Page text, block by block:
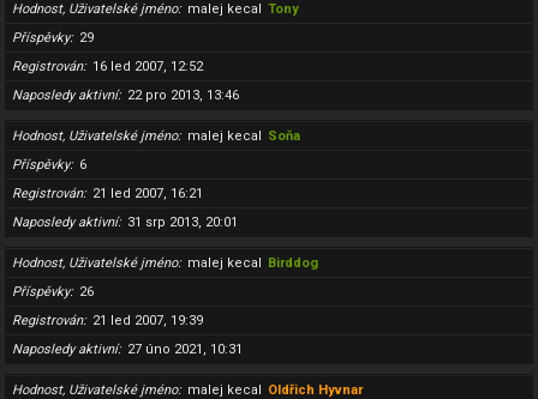
Hodnost, Uživatelské jméno malej kecal Tony
Příspěvky
29
Registrován
16 led 2007, 12:52
Naposledy aktivní
22 pro 2013, 13:46
Hodnost, Uživatelské jméno malej kecal Soňa
Příspěvky
6
Registrován
21 led 2007, 16:21
Naposledy aktivní
31 srp 2013, 20:01
Hodnost, Uživatelské jméno malej kecal Birddog
Příspěvky
26
Registrován
21 led 2007, 19:39
Naposledy aktivní
27 úno 2021, 10:31
Hodnost, Uživatelské jméno malej kecal Oldřich Hyvnar